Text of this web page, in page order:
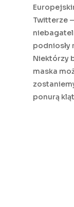
Twitterze
podniosły
Niektórzy
maska
ponurą